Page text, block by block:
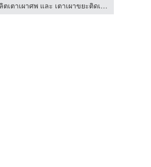
โรงงานผลิตเตาเผาศพ และ เตาเผาขยะติดเชื้อไร้มลพิษ ฐาติชน